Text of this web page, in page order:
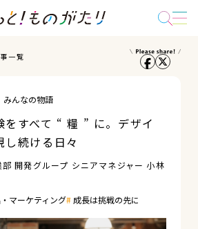
一覧
みんなの物語
をすべて “ 糧 ” に。デザイ
し続ける日々
開発グループ シニアマネジャー 小林
マーケティング 成長は挑戦の先に